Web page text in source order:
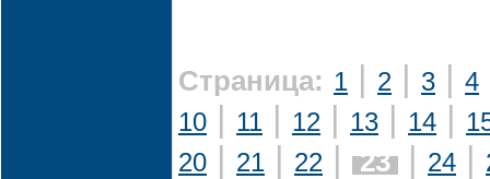
Страница: 1 2 3 4
10 11 12 13 14
20
21 22 23 24